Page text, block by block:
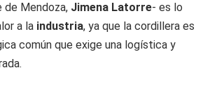
de Mendoza, Jimena Latorre- es lo
a la industria, ya que la cordillera es
común que exige una logística y